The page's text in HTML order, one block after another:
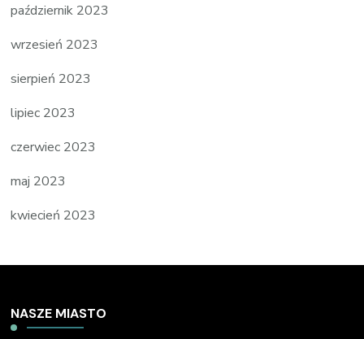
październik 2023
wrzesień 2023
sierpień 2023
lipiec 2023
czerwiec 2023
maj 2023
kwiecień 2023
NASZE MIASTO